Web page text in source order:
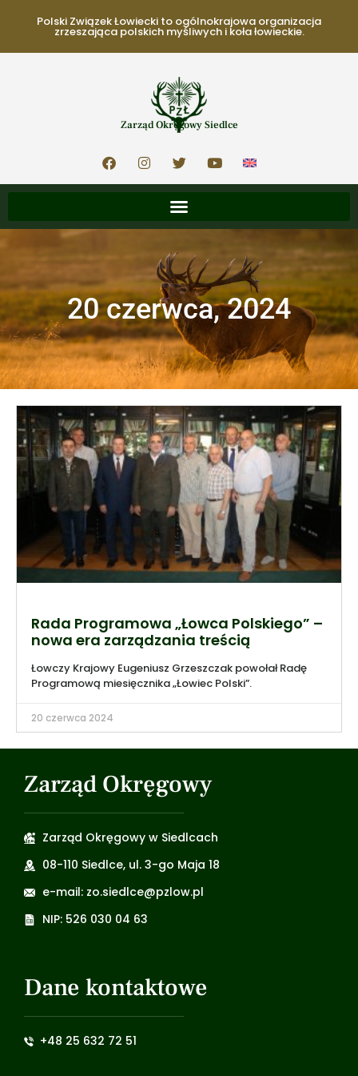
Polski Związek Łowiecki to ogólnokrajowa organizacja
zrzeszająca polskich myśliwych i koła łowieckie.
Zarząd Okręgowy Siedlce
20 czerwca, 2024
Rada Programowa „Łowca Polskiego” –
nowa era zarządzania treścią
Łowczy Krajowy Eugeniusz Grzeszczak powołał Radę
Programową miesięcznika „Łowiec Polski”.
20 czerwca 2024
Zarząd Okręgowy
Zarząd Okręgowy w Siedlcach
08-110 Siedlce, ul. 3-go Maja 18
e-mail: zo.siedlce@pzlow.pl
NIP: 526 030 04 63
Dane kontaktowe
+48 25 632 72 51